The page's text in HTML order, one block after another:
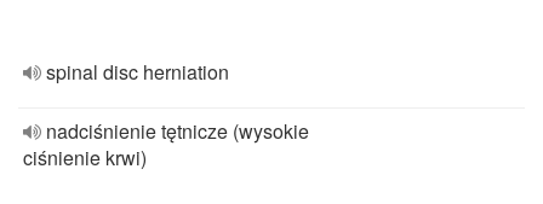
spinal disc herniation
nadciśnienie tętnicze (wysokie
ciśnienie krwi)